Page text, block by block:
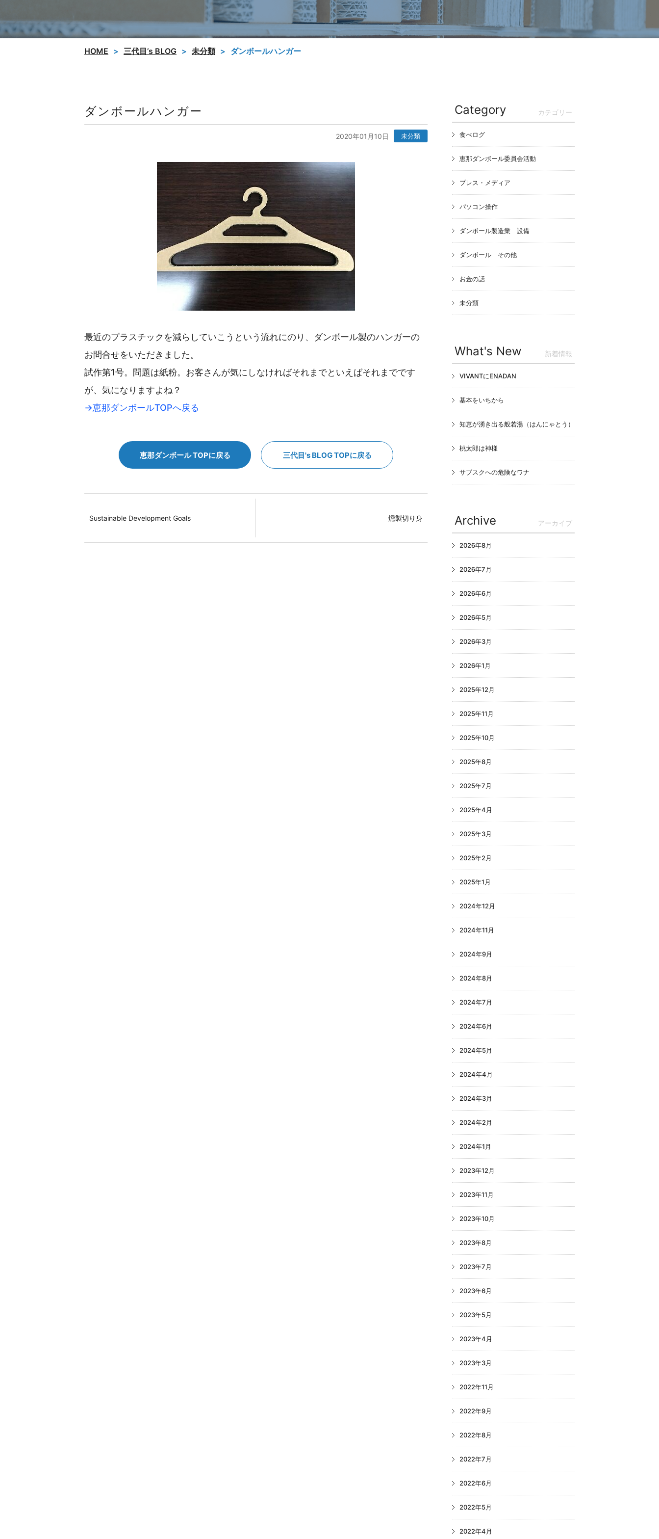
HOME 三代目’s BLOG 未分類 ダンボールハンガー
ダンボールハンガー
2020年01月10日 未分類
最近のプラスチックを減らしていこうという流れにのり、ダンボール製のハンガーの
お問合せをいただきました。
試作第1号。問題は紙粉。お客さんが気にしなければそれまでといえばそれまでです
が、気になりますよね？
→恵那ダンボールTOPへ戻る
恵那ダンボール TOPに戻る 三代目's BLOG TOPに戻る
Sustainable Development Goals 燻製切り身
Category カテゴリー
食べログ
恵那ダンボール委員会活動
プレス・メディア
パソコン操作
ダンボール製造業 設備
ダンボール その他
お金の話
未分類
What's New 新着情報
VIVANTにENADAN
基本をいちから
知恵が湧き出る般若湯（はんにゃとう）
桃太郎は神様
サブスクへの危険なワナ
Archive アーカイブ
2026年8月
2026年7月
2026年6月
2026年5月
2026年3月
2026年1月
2025年12月
2025年11月
2025年10月
2025年8月
2025年7月
2025年4月
2025年3月
2025年2月
2025年1月
2024年12月
2024年11月
2024年9月
2024年8月
2024年7月
2024年6月
2024年5月
2024年4月
2024年3月
2024年2月
2024年1月
2023年12月
2023年11月
2023年10月
2023年8月
2023年7月
2023年6月
2023年5月
2023年4月
2023年3月
2022年11月
2022年9月
2022年8月
2022年7月
2022年6月
2022年5月
2022年4月